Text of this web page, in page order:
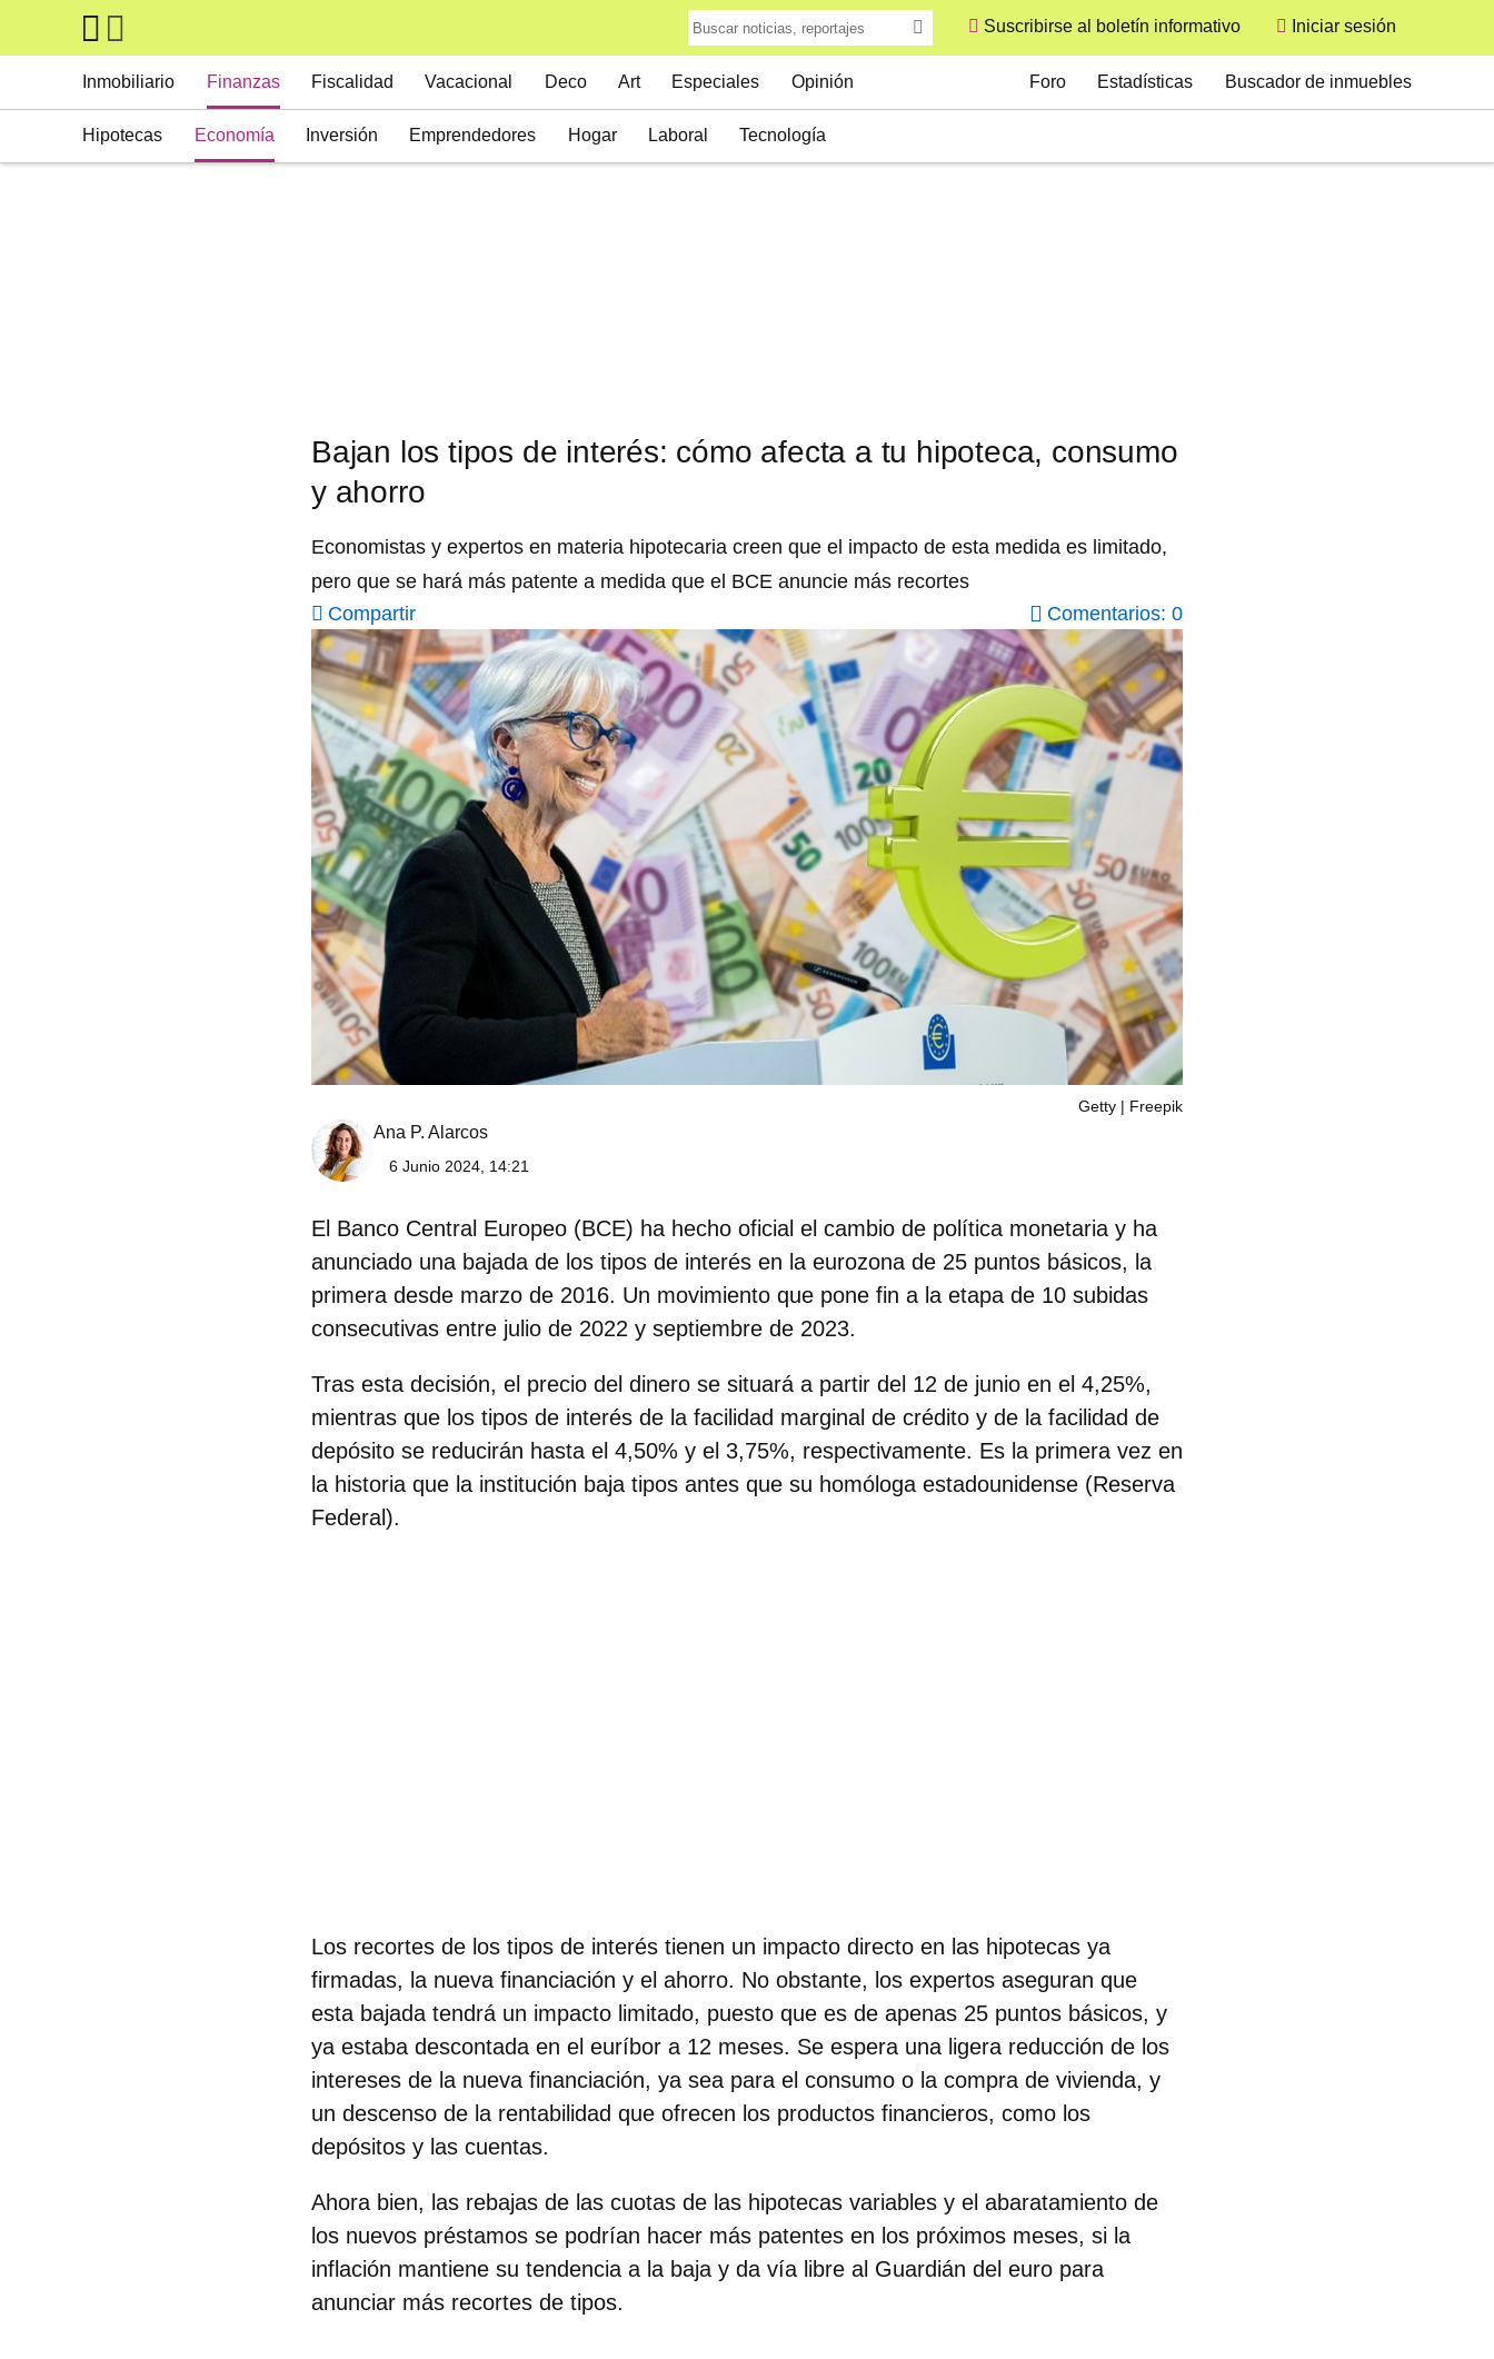
Skip to main content
Suscribirse al boletín informativo
User
Iniciar sesión
Inmobiliario Finanzas
Hipotecas Economía Inversión Emprendedores Hogar Laboral Tecnología
Fiscalidad Vacacional Deco Art Especiales Opinión Foro Estadísticas Buscador de inmuebles
Bajan los tipos de interés: cómo afecta a tu hipoteca, consumo
y ahorro
Economistas y expertos en materia hipotecaria creen que el impacto de esta medida es limitado,
pero que se hará más patente a medida que el BCE anuncie más recortes
Compartir
Comentarios: 0
Getty | Freepik
Ana P. Alarcos
6 Junio 2024, 14:21
El Banco Central Europeo (BCE) ha hecho oficial el cambio de política monetaria y ha
anunciado una bajada de los tipos de interés en la eurozona de 25 puntos básicos, la
primera desde marzo de 2016. Un movimiento que pone fin a la etapa de 10 subidas
consecutivas entre julio de 2022 y septiembre de 2023.
Tras esta decisión, el precio del dinero se situará a partir del 12 de junio en el 4,25%,
mientras que los tipos de interés de la facilidad marginal de crédito y de la facilidad de
depósito se reducirán hasta el 4,50% y el 3,75%, respectivamente. Es la primera vez en
la historia que la institución baja tipos antes que su homóloga estadounidense (Reserva
Federal).
Los recortes de los tipos de interés tienen un impacto directo en las hipotecas ya
firmadas, la nueva financiación y el ahorro. No obstante, los expertos aseguran que
esta bajada tendrá un impacto limitado, puesto que es de apenas 25 puntos básicos, y
ya estaba descontada en el euríbor a 12 meses. Se espera una ligera reducción de los
intereses de la nueva financiación, ya sea para el consumo o la compra de vivienda, y
un descenso de la rentabilidad que ofrecen los productos financieros, como los
depósitos y las cuentas.
Ahora bien, las rebajas de las cuotas de las hipotecas variables y el abaratamiento de
los nuevos préstamos se podrían hacer más patentes en los próximos meses, si la
inflación mantiene su tendencia a la baja y da vía libre al Guardián del euro para
anunciar más recortes de tipos.